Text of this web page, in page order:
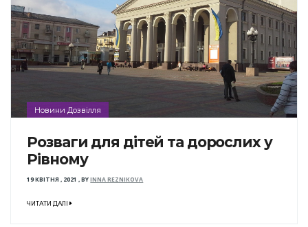
Новини Дозвілля
Розваги для дітей та дорослих у
Рівному
19 КВІТНЯ , 2021 ,BYINNA REZNIKOVA
ЧИТАТИ ДАЛІ